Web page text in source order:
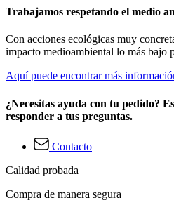
Trabajamos respetando el medio
Con acciones ecológicas muy
impacto medioambiental lo más bajo
Aquí puede encontrar más
¿Necesitas ayuda con tu pedido?
responder a tus preguntas.
Contacto
Calidad probada
Compra de manera segura